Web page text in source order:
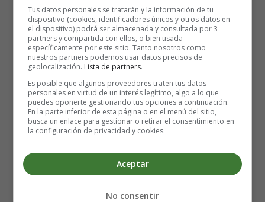
vísceras. Luego, lávalo bajo agua fría y sécalo con papel
absorbente. Este paso es crucial para garantizar un
resultado final impecable. 💧
2. Sazonado y horneado:
Precalienta tu horno a 220ºC. Coloca el besugo en una
bandeja apta para horno y sazónalo generosamente con
sal y pimienta al gusto. A continuación, rocía la superficie
con un chorrito de aceite de oliva virgen extra para darle
Introduce la bandeja en el horno y deja que el besugo se
Tus datos personales se tratarán y la información de tu
dispositivo (cookies, identificadores únicos y otros datos en
el dispositivo) podrá ser almacenada y consultada por 3
partners y compartida con ellos, o bien usada
específicamente por este sitio. Tanto nosotros como
nuestros partners podemos usar datos precisos de
geolocalización. Lista de partners.
Es posible que algunos proveedores traten tus datos
personales en virtud de un interés legítimo, algo a lo que
puedes oponerte gestionando tus opciones a continuación.
En la parte inferior de esta página o en el menú del sitio,
busca un enlace para gestionar o retirar el consentimiento en
la configuración de privacidad y cookies.
Aceptar
No consentir